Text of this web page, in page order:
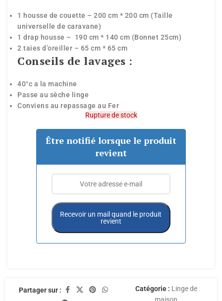
1 housse de couette – 200 cm * 200 cm (Taille
universelle de caravane)
1 drap housse – 190 cm * 140 cm (Bonnet 25cm)
2 taies d’oreiller – 65 cm * 65 cm
Conseils de lavages :
40°c a la machine
Passe au sèche linge
Conviens au repassage au Fer
Rupture de stock
Être notifié lorsque le produit
revient
Recevoir un mail quand le produit
revient
Partager sur : Catégorie : Linge de